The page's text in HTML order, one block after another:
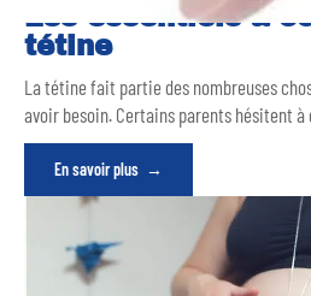
Les essentiels à
tétine
La tétine fait partie des nombreuses
avoir besoin. Certains parents hésitent à
En savoir plus